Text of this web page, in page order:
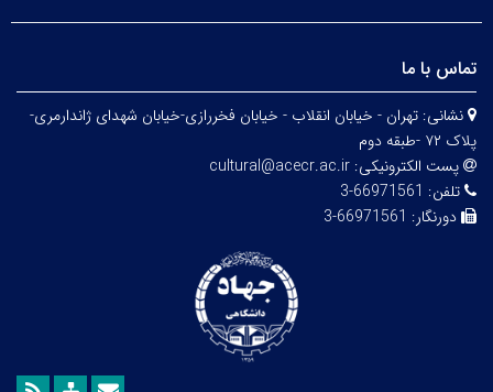
تماس با ما
نشانی: تهران - خیابان انقلاب - خیابان فخررازی-خیابان شهدای ژاندارمری-
پلاک ۷۲ -طبقه دوم
پست الکترونیکی: cultural@acecr.ac.ir
تلفن: 66971561-3
دورنگار: 66971561-3